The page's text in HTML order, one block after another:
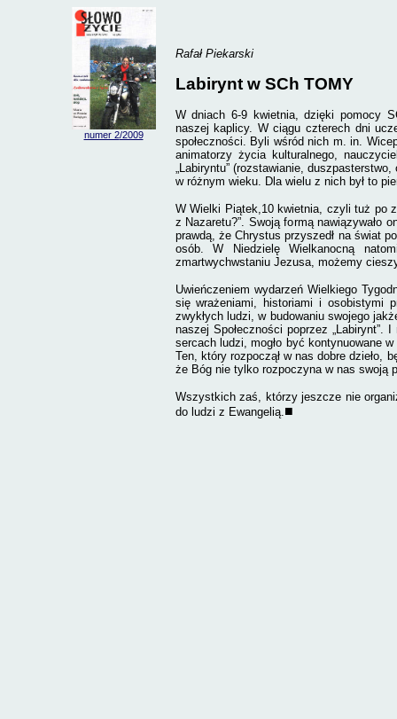
numer 2/2009
Rafał Piekarski
Labirynt w SCh TOMY
W dniach 6-9 kwietnia, dzięki pomocy
naszej kaplicy. W ciągu czterech dni
społeczności. Byli wśród nich m. in.
animatorzy życia kulturalnego,
„Labiryntu” (rozstawianie,
w różnym wieku. Dla wielu z nich był to
W Wielki Piątek,10 kwietnia, czyli tuż po
z Nazaretu?”. Swoją formą nawiązywało
prawdą, że Chrystus przyszedł na świat
osób. W Niedzielę Wielkanocną
zmartwychwstaniu Jezusa, możemy
Uwieńczeniem wydarzeń Wielkiego
się wrażeniami, historiami i osobistymi
zwykłych ludzi, w budowaniu swojego
naszej Społeczności poprzez
sercach ludzi, mogło być kontynuowane
Ten, który rozpoczął w nas dobre dzieło,
że Bóg nie tylko rozpoczyna w nas swoją
Wszystkich zaś, którzy jeszcze nie
do ludzi z Ewangelią.■